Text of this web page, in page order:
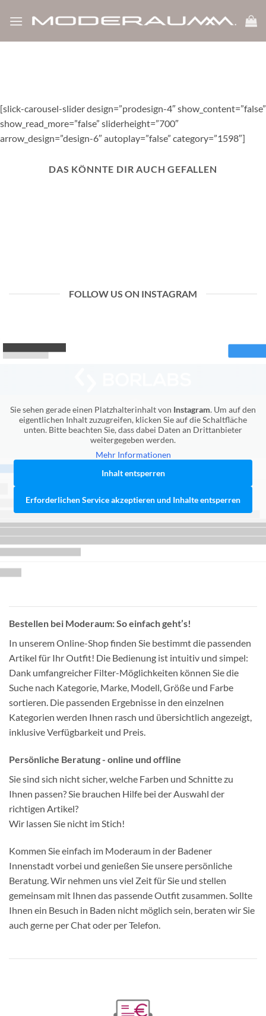
Inhalt
[slick-carousel-slider design=”prodesign-4″ show_content=”false”
show_read_more=”false” sliderheight=”700″
arrow_design=”design-6″ autoplay=”false” category=”1598″]
bp_notify=”0″]
DAS KÖNNTE DIR AUCH GEFALLEN
FOLLOW US ON INSTAGRAM
Sie sehen gerade einen Platzhalterinhalt von Instagram. Um auf den
eigentlichen Inhalt zuzugreifen, klicken Sie auf die Schaltfläche
unten. Bitte beachten Sie, dass dabei Daten an Drittanbieter
weitergegeben werden.
Mehr Informationen
Inhalt entsperren
Erforderlichen Service akzeptieren und Inhalte entsperren
Bestellen bei Moderaum: So einfach geht’s!
In unserem Online-Shop finden Sie bestimmt die passenden
Artikel für Ihr Outfit! Die Bedienung ist intuitiv und simpel:
Dank umfangreicher Filter-Möglichkeiten können Sie die
Suche nach Kategorie, Marke, Modell, Größe und Farbe
sortieren. Die passenden Ergebnisse in den einzelnen
Kategorien werden Ihnen rasch und übersichtlich angezeigt,
inklusive Verfügbarkeit und Preis.
Persönliche Beratung - online und offline
Sie sind sich nicht sicher, welche Farben und Schnitte zu
Ihnen passen? Sie brauchen Hilfe bei der Auswahl der
richtigen Artikel?
Wir lassen Sie nicht im Stich!
Kommen Sie einfach im Moderaum in der Badener
Innenstadt vorbei und genießen Sie unsere persönliche
Beratung. Wir nehmen uns viel Zeit für Sie und stellen
gemeinsam mit Ihnen das passende Outfit zusammen. Sollte
Ihnen ein Besuch in Baden nicht möglich sein, beraten wir Sie
auch gerne per Chat oder per Telefon.